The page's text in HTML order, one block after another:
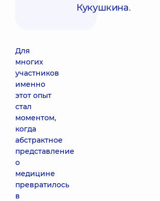
Кукушкина.
Для
многих
участников
именно
этот опыт
стал
моментом,
когда
абстрактное
представление
о
медицине
превратилось
в